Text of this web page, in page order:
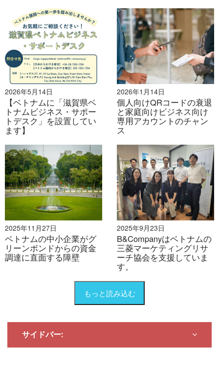
2026年5月14日
【ベトナムに「滋賀県ベ
トナムビジネス・サポー
トデスク」を設置してい
ます】
2026年1月14日
個人向けQRコードの衰退
と家庭向けビジネス向け
専用アカウントのチャン
ス
2025年11月27日
ベトナムの中小企業がグ
リーンボンドからの資金
調達に直面する障壁
2025年9月23日
B&Companyはベトナムの
三菱マーケティングリサ
ーチ協会を支援していま
す。
もっと読み込む
サイドバー: